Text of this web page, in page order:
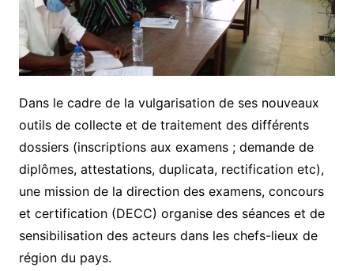
Dans le cadre de la vulgarisation de ses nouveaux
outils de collecte et de traitement des différents
dossiers (inscriptions aux examens ; demande de
diplômes, attestations, duplicata, rectification etc),
une mission de la direction des examens, concours
et certification (DECC) organise des séances et de
sensibilisation des acteurs dans les chefs-lieux de
région du pays.